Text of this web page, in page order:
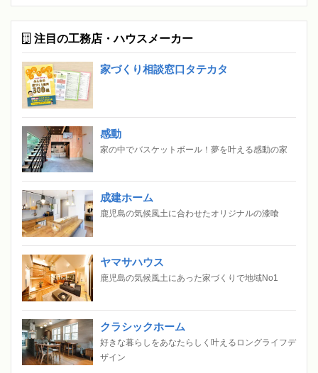
注目の工務店・ハウスメーカー
家づくり相談窓口タテカタ
感動
家の中でバスケットボール！夢を叶える感動の家
成建ホーム
鹿児島の気候風土に合わせたオリジナルの漆喰
ヤマサハウス
鹿児島の気候風土にあった家づくりで地域No1
クラシックホーム
好きな暮らしをあなたらしく叶えるロングライフデ
ザイン